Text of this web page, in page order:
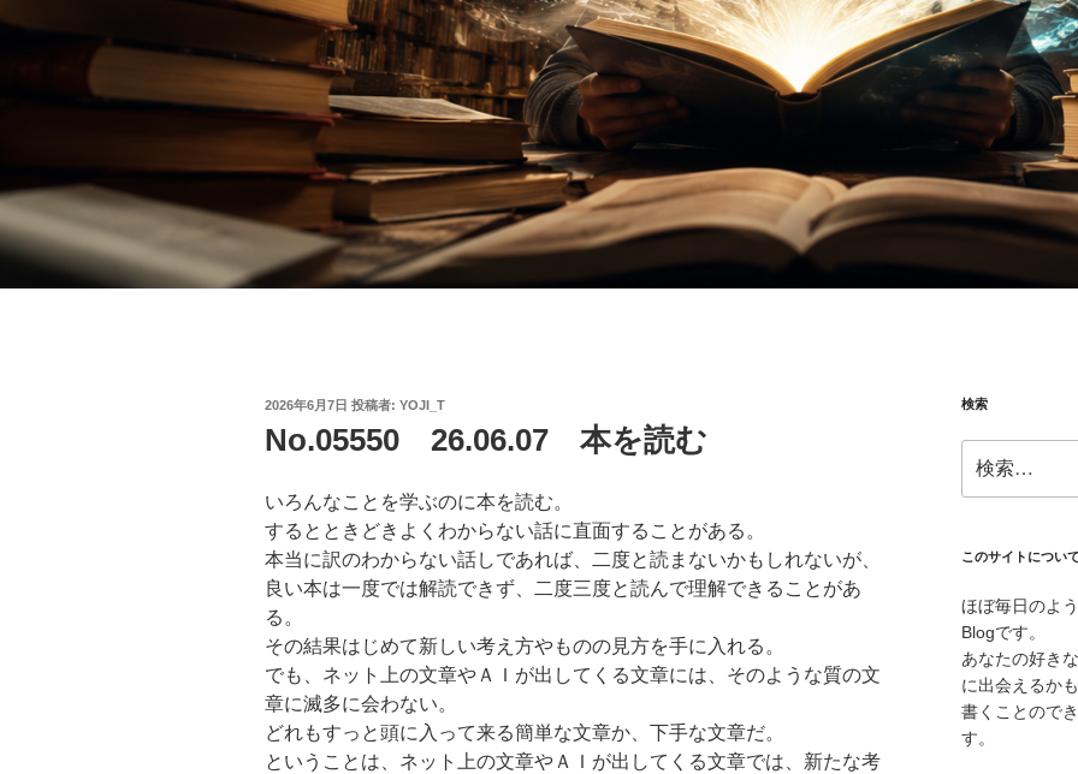
投
日:
2026年6月7日 投稿者: YOJI_T
No.05550 26.06.07 本を読む
いろんなことを学ぶのに本を読む。
するとときどきよくわからない話に直面することがある。
本当に訳のわからない話しであれば、二度と読まないかもしれないが、
良い本は一度では解読できず、二度三度と読んで理解できることがあ
る。
その結果はじめて新しい考え方やものの見方を手に入れる。
でも、ネット上の文章やＡＩが出してくる文章には、そのような質の文
章に滅多に会わない。
どれもすっと頭に入って来る簡単な文章か、下手な文章だ。
ということは、ネット上の文章やＡＩが出してくる文章では、新たな考
検索
索:
このサイトについ
ほぼ毎日のよ
Blogです。
あなたの好き
に出会えるか
書くことので
す。